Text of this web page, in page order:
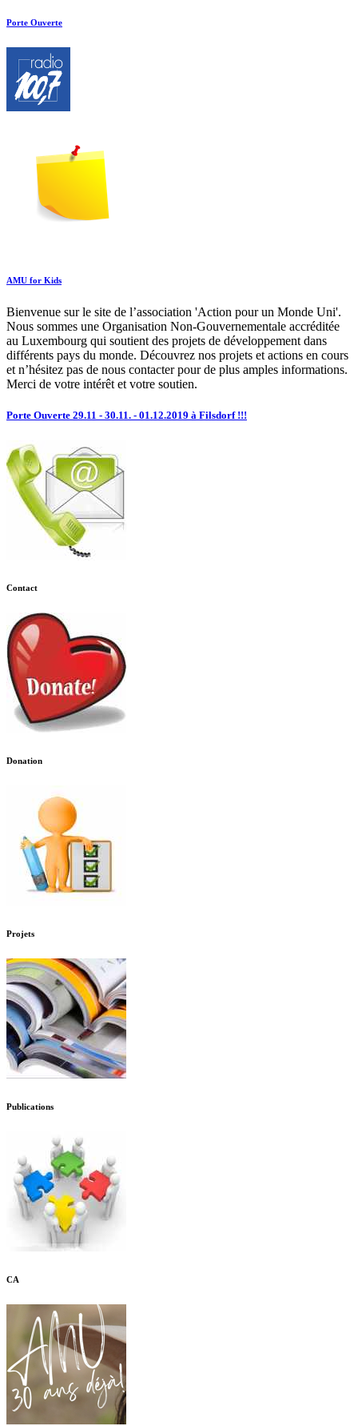
Porte Ouverte
AMU for Kids
Bienvenue sur le site de l’association 'Action pour un Monde Uni'.
Nous sommes une Organisation Non-Gouvernementale accréditée
au Luxembourg qui soutient des projets de développement dans
différents pays du monde. Découvrez nos projets et actions en cours
et n’hésitez pas de nous contacter pour de plus amples informations.
Merci de votre intérêt et votre soutien.
Porte Ouverte 29.11 - 30.11. - 01.12.2019 à Filsdorf !!!
Contact
Donation
Projets
Publications
CA